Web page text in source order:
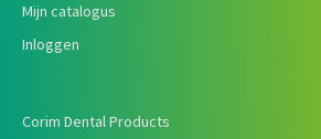
Mijn catalogus
Inloggen
Corim Dental Products